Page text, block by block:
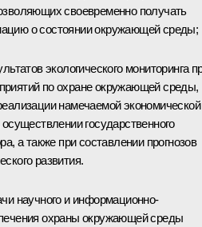
своевременно получать
о состоянии окружающей среды;
экологического мониторинга
по охране окружающей среды,
намечаемой экономической
государственного
а также при составлении прогнозов
развития.
научного и информационно-
охраны окружающей среды